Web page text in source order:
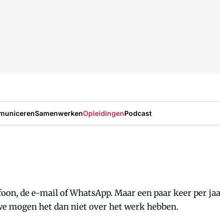
SamenwerkenOpleidingenPodcast
de e-mail of WhatsApp. Maar een paar keer per
mogen het dan niet over het werk hebben.